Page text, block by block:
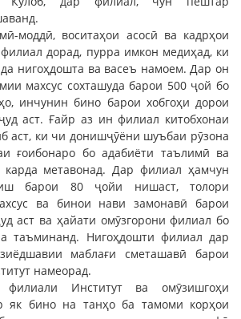
моддӣ, воситаҳои асосӣ ва кадрҳои
дорад, пурра имкон медиҳад, ки
нигоҳдошта ва васеъ намоем. Дар он
махсус сохташуда барои 500 ҷой бо
инчунин бино барои хобгоҳи дорои
аст. Ғайр аз ин филиал китобхонаи
аст, ки чи донишҷӯёни шуъбаи рӯзона
ғоибонаро бо адабиёти таълимӣ ва
карда метавонад. Дар филиал ҳамчун
барои 80 ҷойи нишаст, толори
ва бинои нави замонавӣ барои
аст ва ҳайати омӯзгорони филиал бо
таъминанд. Нигоҳдошти филиал дар
маблағи сметашавӣ барои
намеорад.
филиали Институт ва омӯзишгоҳи
як бино на танҳо ба тамоми корҳои